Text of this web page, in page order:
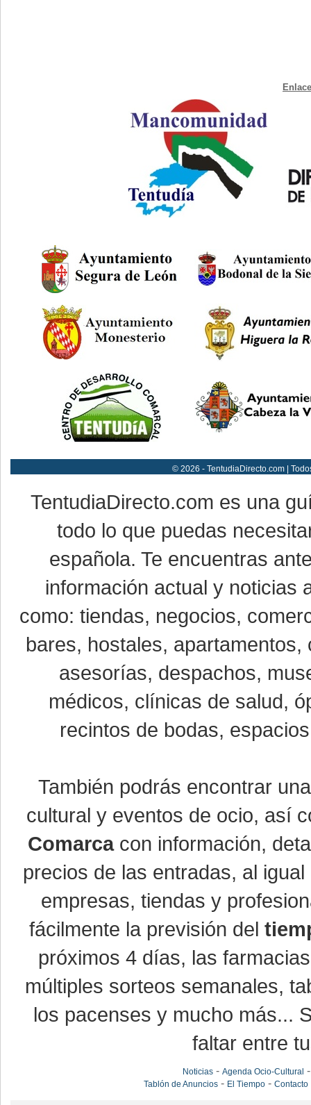
© 2026 - TentudiaDirecto.com |
TentudiaDirecto.com es una
todo lo que puedas
española. Te encuentras
información actual y noticias
como: tiendas, negocios,
bares, hostales,
asesorías, despachos,
médicos, clínicas de salud,
recintos de bodas,
También podrás encontrar
cultural y eventos de ocio, así
Comarcacon información,
precios de las entradas, al
empresas, tiendas y
fácilmente la previsión del
próximos 4 días, las
múltiples sorteos semanales,
los pacenses y mucho más...
faltar entre
Noticias -Agenda Ocio-Cultural
Tablón de Anuncios - El Tiempo -Contacto